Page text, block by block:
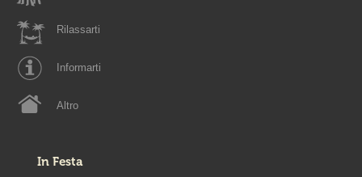
Rilassarti
Informarti
Altro
In Festa